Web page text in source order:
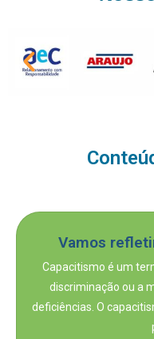
Vamos
Capacitismo é um
discriminação ou a
deficiências. O